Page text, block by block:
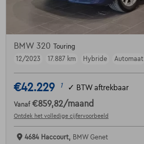
BMW 320
Touring
12/2023
17.887 km Hybride Automaat
€42.229 1 ✓ BTW aftrekbaar
Vanaf €859,82/maand
Ontdek het volledige cijfervoorbeeld
4684 Haccourt, BMW Genet